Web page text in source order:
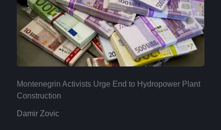
Montenegrin Activists Urge End to Hydropower Plant
Construction
Damir Zovic